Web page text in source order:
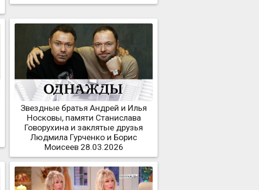
Звездные братья Андрей и Илья
Носковы, памяти Станислава
Говорухина и заклятые друзья
Людмила Гурченко и Борис
Моисеев 28.03.2026